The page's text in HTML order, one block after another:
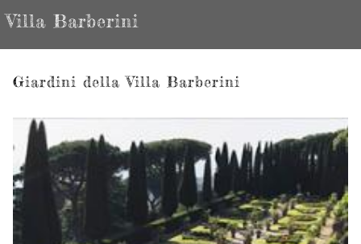
Villa Barberini
Giardini della Villa Barberini